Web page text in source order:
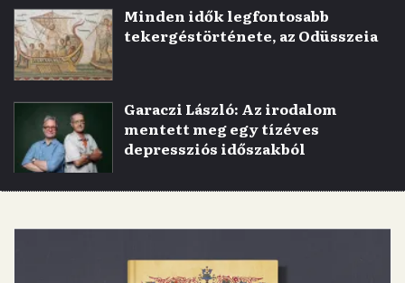
Minden idők legfontosabb
tekergéstörténete, az Odüsszeia
Garaczi László: Az irodalom
mentett meg egy tízéves
depressziós időszakból